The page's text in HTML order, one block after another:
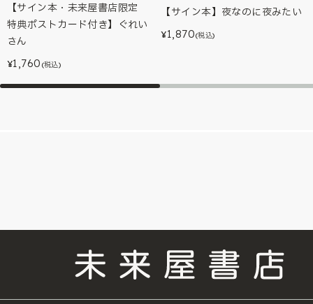
【サイン本・未来屋書店限定
特典ポストカード付き】ぐれい
さん
¥1,760 (税込)
【サイン本】夜なのに夜みたい
¥1,870(税込)